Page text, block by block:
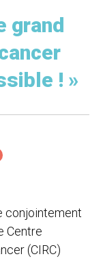
grand
! »
conjointement
Centre
(CIRC)